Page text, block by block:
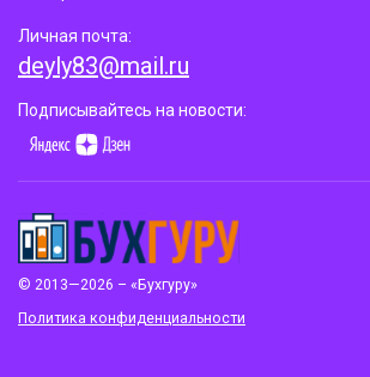
© 2013—2026 – «Бухгуру»
Политика конфиденциальности
Личная почта:
deyly83@mail.ru
Подписывайтесь на новости: